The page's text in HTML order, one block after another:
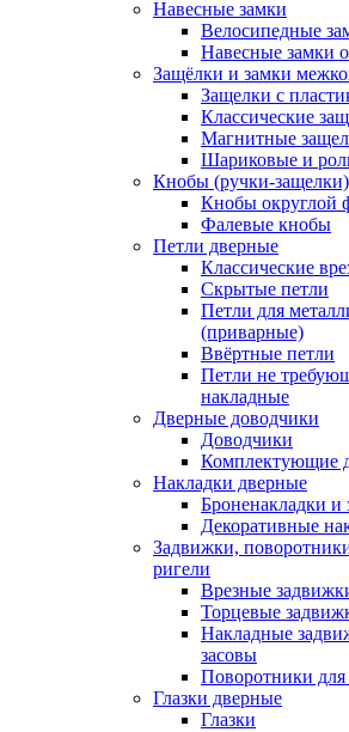
Навесные замки
Велосипедные
Навесные замки
Защёлки и замки
Защелки с
Классические
Магнитные
Шариковые и
Кнобы (ручки-защелки)
Кнобы округлой
Фалевые кнобы
Петли дверные
Классические
Скрытые петли
Петли для
(приварные)
Ввёртные петли
Петли не
накладные
Дверные доводчики
Доводчики
Комплектующие
Накладки дверные
Броненакладки и
Декоративные
Задвижки,
ригели
Врезные
Торцевые
Накладные
засовы
Поворотники для
Глазки дверные
Глазки